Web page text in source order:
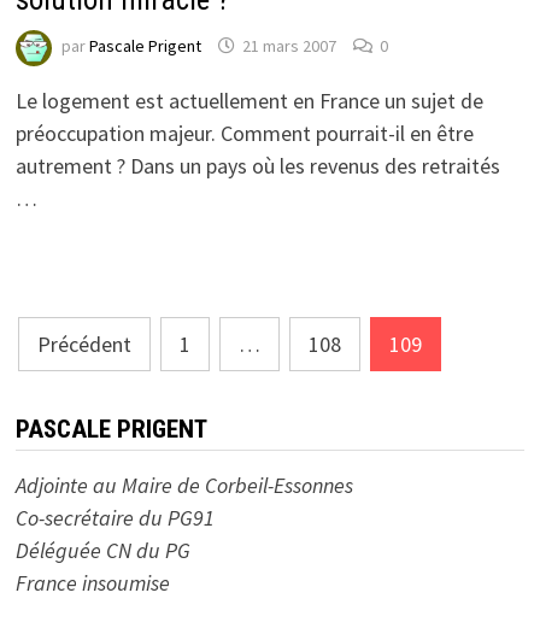
parPascale Prigent 21 mars 2007 0
Le logement est actuellement en France un sujet de
préoccupation majeur. Comment pourrait-il en être
autrement ? Dans un pays où les revenus des retraités
…
Navigation
des
articles
Précédent 1 … 108 109
PASCALE PRIGENT
Adjointe au Maire de Corbeil-Essonnes
Co-secrétaire du PG91
Déléguée CN du PG
France insoumise